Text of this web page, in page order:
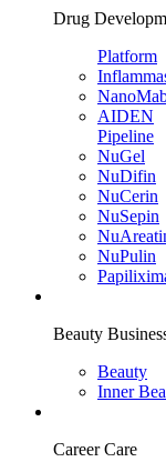
Drug
Platform
AIDEN
Pipeline
NuGel
NuDifin
NuCerin
NuSepin
NuPulin
Beauty
Beauty
Inner
Career Care